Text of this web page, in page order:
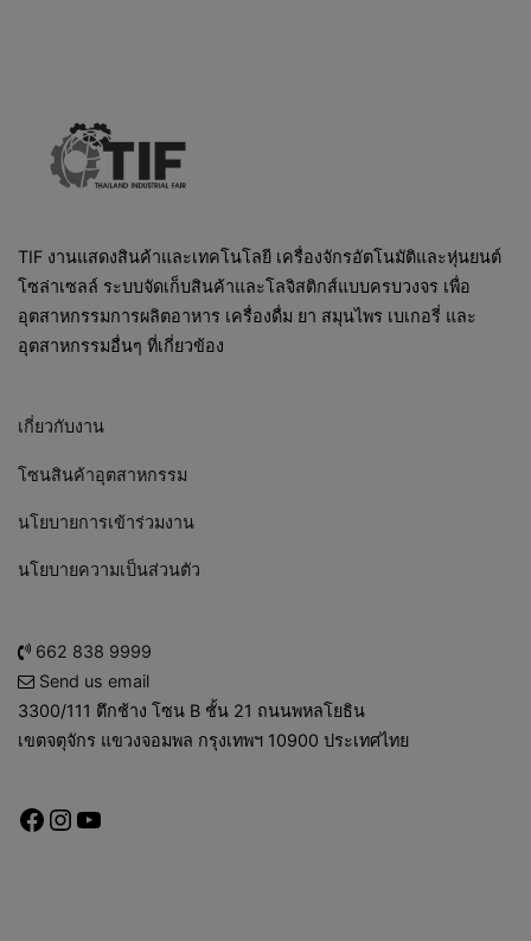
TIF งานแสดงสินค้าและเทคโนโลยี เครื่องจักรอัตโนมัติและหุ่นยนต์
โซล่าเซลล์ ระบบจัดเก็บสินค้าและโลจิสติกส์แบบครบวงจร เพื่อ
อุตสาหกรรมการผลิตอาหาร เครื่องดื่ม ยา สมุนไพร เบเกอรี่ และ
อุตสาหกรรมอื่นๆ ที่เกี่ยวข้อง
เกี่ยวกับงาน
โซนสินค้าอุตสาหกรรม
นโยบายการเข้าร่วมงาน
นโยบายความเป็นส่วนตัว
662 838 9999
Send us email
3300/111 ตึกช้าง โซน B ชั้น 21 ถนนพหลโยธิน
เขตจตุจักร แขวงจอมพล กรุงเทพฯ 10900 ประเทศไทย